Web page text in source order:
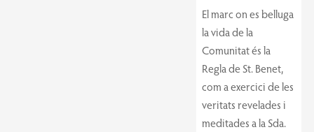
El marc on es belluga
la vida de la
Comunitat és la
Regla de St. Benet,
com a exercici de les
veritats revelades i
meditades a la Sda.